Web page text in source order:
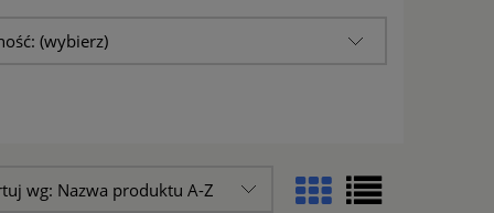
(wybierz)
wg: Nazwa produktu A-Z